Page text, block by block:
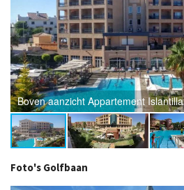
Boven aanzicht Appartement Islantilla
Foto's Golfbaan